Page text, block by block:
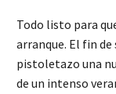
Todo listo para
arranque. El fin de
pistoletazo una
de un intenso